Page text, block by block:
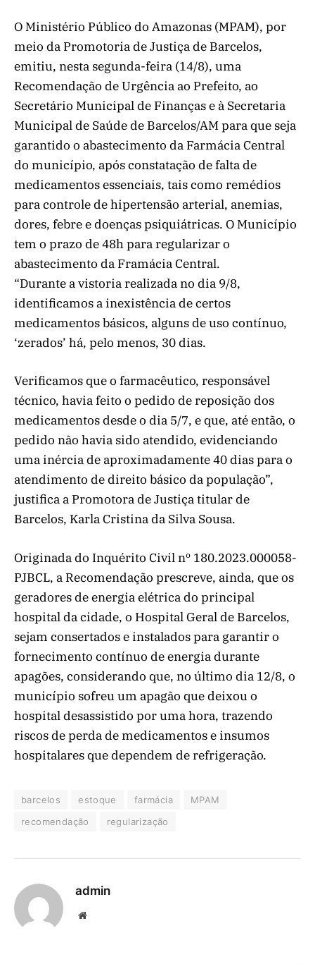
O Ministério Público do Amazonas (MPAM), por
meio da Promotoria de Justiça de Barcelos,
emitiu, nesta segunda-feira (14/8), uma
Recomendação de Urgência ao Prefeito, ao
Secretário Municipal de Finanças e à Secretaria
Municipal de Saúde de Barcelos/AM para que seja
garantido o abastecimento da Farmácia Central
do município, após constatação de falta de
medicamentos essenciais, tais como remédios
para controle de hipertensão arterial, anemias,
dores, febre e doenças psiquiátricas. O Município
tem o prazo de 48h para regularizar o
abastecimento da Framácia Central.
“Durante a vistoria realizada no dia 9/8,
identificamos a inexistência de certos
medicamentos básicos, alguns de uso contínuo,
‘zerados’ há, pelo menos, 30 dias.
Verificamos que o farmacêutico, responsável
técnico, havia feito o pedido de reposição dos
medicamentos desde o dia 5/7, e que, até então, o
pedido não havia sido atendido, evidenciando
uma inércia de aproximadamente 40 dias para o
atendimento de direito básico da população”,
justifica a Promotora de Justiça titular de
Barcelos, Karla Cristina da Silva Sousa.
Originada do Inquérito Civil nº 180.2023.000058-
PJBCL, a Recomendação prescreve, ainda, que os
geradores de energia elétrica do principal
hospital da cidade, o Hospital Geral de Barcelos,
sejam consertados e instalados para garantir o
fornecimento contínuo de energia durante
apagões, considerando que, no último dia 12/8, o
município sofreu um apagão que deixou o
hospital desassistido por uma hora, trazendo
riscos de perda de medicamentos e insumos
hospitalares que dependem de refrigeração.
barcelos estoque farmácia
MPAM
recomendação
regularização
admin
Website